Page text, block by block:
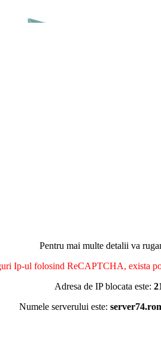
Pentru mai multe detalii va
Ip-ul folosind ReCAPTCHA, exista
Adresa de IP blocata este:
Numele serverului este: